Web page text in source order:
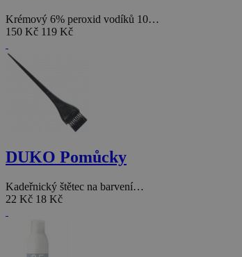
Krémový 6% peroxid vodíků 10…
150 Kč 119 Kč
DUKO Pomůcky
Kadeřnický štětec na barvení…
22 Kč 18 Kč